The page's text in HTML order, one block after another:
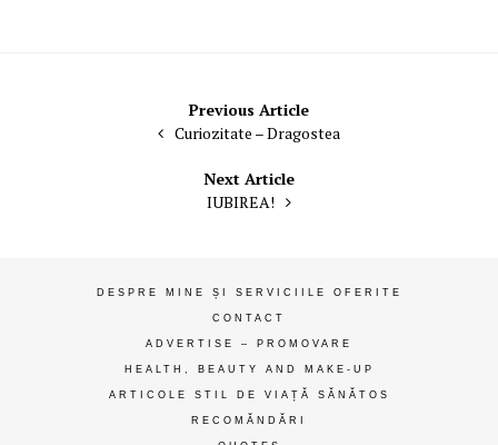
Previous Article
Curiozitate – Dragostea
Next Article
IUBIREA!
DESPRE MINE ȘI SERVICIILE OFERITE
CONTACT
ADVERTISE – PROMOVARE
HEALTH, BEAUTY AND MAKE-UP
ARTICOLE STIL DE VIAȚĂ SĂNĂTOS
RECOMĂNDĂRI